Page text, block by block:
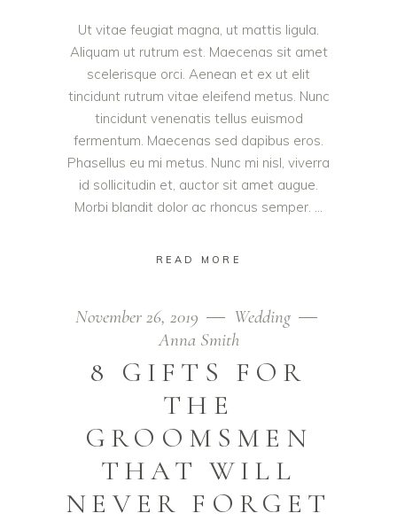
Ut vitae feugiat magna, ut mattis ligula.
Aliquam ut rutrum est. Maecenas sit amet
scelerisque orci. Aenean et ex ut elit
tincidunt rutrum vitae eleifend metus. Nunc
tincidunt venenatis tellus euismod
fermentum. Maecenas sed dapibus eros.
Phasellus eu mi metus. Nunc mi nisl, viverra
id sollicitudin et, auctor sit amet augue.
Morbi blandit dolor ac rhoncus semper.
READ MORE
November 26, 2019
Wedding
Anna Smith
8 GIFTS FOR
THE
GROOMSMEN
THAT WILL
NEVER FORGET